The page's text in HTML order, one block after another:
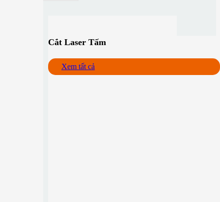
Cắt Laser Tấm
Xem tất cả